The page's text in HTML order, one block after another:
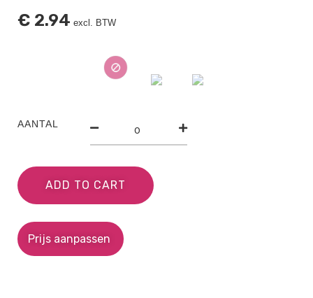
€ 2.94 excl. BTW
AANTAL
ADD TO CART
Prijs aanpassen